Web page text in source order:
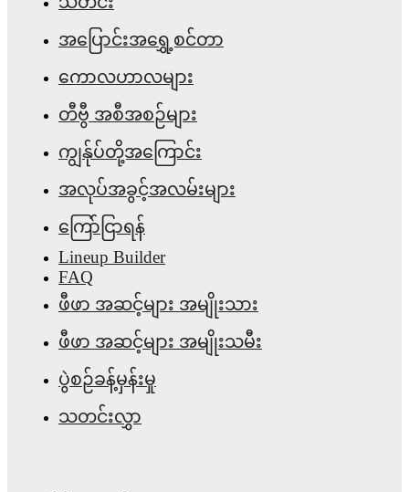
အပြောင်းအရွှေ့စင်တာ
ကောလဟာလများ
တီဗွီ အစီအစဉ်များ
ကျွန်ုပ်တို့အကြောင်း
အလုပ်အခွင့်အလမ်းများ
ကြော်ငြာရန်
Lineup Builder
FAQ
ဖီဖာ အဆင့်များ အမျိုးသား
ဖီဖာ အဆင့်များ အမျိုးသမီး
ပွဲစဉ်ခန့်မှန်းမှု
သတင်းလွှာ